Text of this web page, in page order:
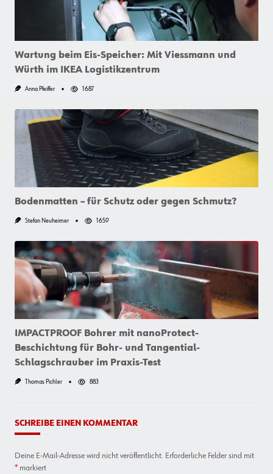
Wartung beim Eis-Speicher: Mit Viessmann und
Würth im IKEA Logistikzentrum
Anna Pfeiffer 1687
Bodenmatten – für Schutz oder gegen Schmutz?
Stefan Neuheimer 1659
IMPACTPROOF Bohrer mit nanoProtect-
Beschichtung für Bohr- und Tangential-
Schlagschrauber im Praxis-Test
Thomas Pichler 883
SCHREIBE EINEN KOMMENTAR
Deine E-Mail-Adresse wird nicht veröffentlicht. Erforderliche Felder sind mit
* markiert